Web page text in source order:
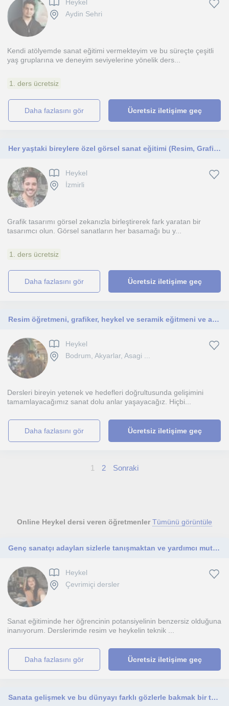
Heykel
Aydin Sehri
Kendi atölyemde sanat eğitimi vermekteyim ve bu süreçte çeşitli
yaş gruplarına ve deneyim seviyelerine yönelik ders...
1. ders ücretsiz
daha fazlasını gör Ücretsiz iletişime geç
Her yaştaki bireylere özel görsel sanat eğitimi (Resim, Grafik, Heykel, Baskı)
Heykel
İzmirli
Grafik tasarımı görsel zekanızla birleştirerek fark yaratan bir
tasarımcı olun. Görsel sanatların her basamağı bu y...
1. ders ücretsiz
daha fazlasını gör Ücretsiz iletişime geç
Resim öğretmeni, grafiker, heykel ve seramik eğitmeni ve aynı zaman da dövmeciyim. Her yaş grubuna her alanda destek sağlayabiliri
Heykel
Bodrum, Akyarlar, Asagi ...
Dersleri bireyin yetenek ve hedefleri doğrultusunda gelişimini
tamamlayacağımız sanat dolu anlar yaşayacağız. Hiçbi...
daha fazlasını gör Ücretsiz iletişime geç
1 2 Sonraki
Online Heykel dersi veren öğretmenler Tümünü görüntüle
Genç sanatçı adayları sizlerle tanışmaktan ve yardımcı mutluluk duyarım!
Heykel
Çevrimiçi dersler
Sanat eğitiminde her öğrencinin potansiyelinin benzersiz olduğuna
inanıyorum. Derslerimde resim ve heykelin teknik ...
daha fazlasını gör Ücretsiz iletişime geç
Sanata gelişmek ve bu dünyayı farklı gözlerle bakmak bir tutku bu tutkunuza ortak olmak isterim...